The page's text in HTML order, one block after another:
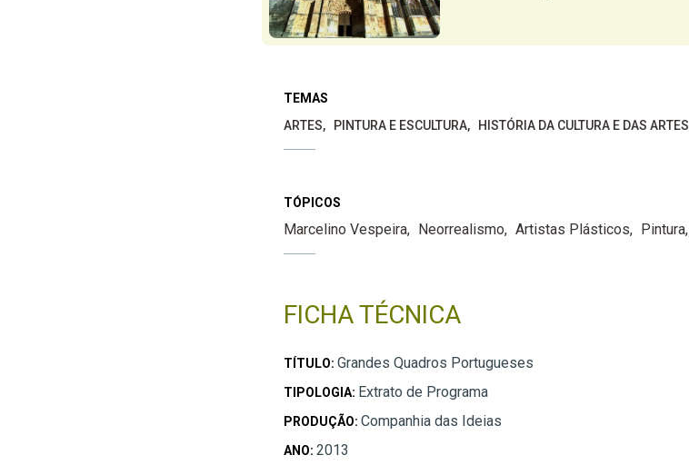
TEMAS
ARTES
PINTURA E ESCULTURA HISTÓRIA DA CULTURA E DAS ARTES
TÓPICOS
Marcelino Vespeira Neorrealismo Artistas Plásticos Pintura
FICHA TÉCNICA
TÍTULO: Grandes Quadros Portugueses
TIPOLOGIA: Extrato de Programa
PRODUÇÃO: Companhia das Ideias
ANO: 2013